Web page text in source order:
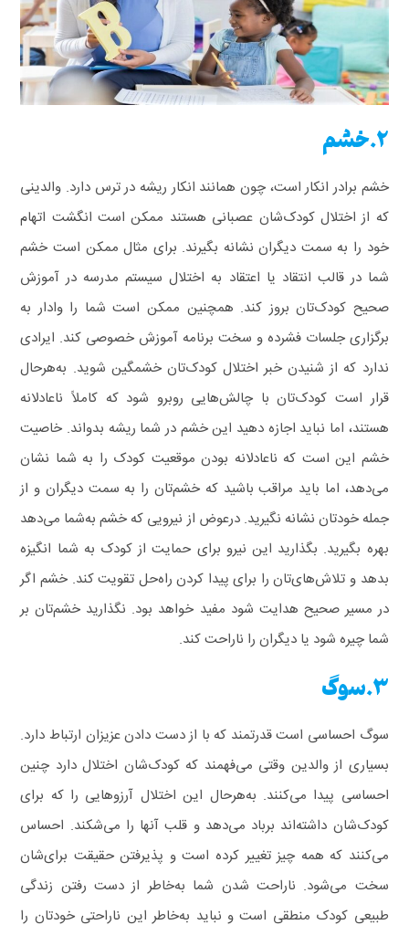
2.خشم
خشم برادر انکار است، چون همانند انکار ریشه در ترس دارد. والدینی
که از اختلال کودک‌شان عصبانی هستند ممکن است انگشت اتهام
خود را به سمت دیگران نشانه بگیرند. برای مثال ممکن است خشم
شما در قالب انتقاد یا اعتقاد به اختلال سیستم مدرسه در آموزش
صحیح کودک‌تان بروز کند. همچنین ممکن است شما را وادار به
برگزاری جلسات فشرده و سخت برنامه آموزش خصوصی کند. ایرادی
ندارد که از شنیدن خبر اختلال کودک‌تان خشمگین شوید. به‌هرحال
قرار است کودک‌تان با چالش‌هایی روبرو شود که کاملاً ناعادلانه
هستند، اما نباید اجازه دهید این خشم در شما ریشه بدواند. خاصیت
خشم این است که ناعادلانه بودن موقعیت کودک را به شما نشان
می‌دهد، اما باید مراقب باشید که خشم‌تان را به سمت دیگران و از
جمله خودتان نشانه نگیرید.درعوض از نیرویی که خشم به‌شما می‌دهد
بهره بگیرید. بگذارید این نیرو برای حمایت از کودک به شما انگیزه
بدهد و تلاش‌های‌تان را برای پیدا کردن راه‌حل تقویت کند. خشم اگر
در مسیر صحیح هدایت شود مفید خواهد بود. نگذارید خشم‌تان بر
شما چیره شود یا دیگران را ناراحت کند.
3.سوگ
سوگ احساسی است قدرتمند که با از دست دادن عزیزان ارتباط دارد.
بسیاری از والدین وقتی می‌فهمند که کودک‌شان اختلال دارد چنین
احساسی پیدا می‌کنند. به‌هرحال این اختلال آرزوهایی را که برای
کودک‌شان داشته‌اند برباد می‌دهد و قلب آنها را می‌شکند. احساس
می‌کنند که همه چیز تغییر کرده است و پذیرفتن حقیقت برای‌شان
سخت می‌شود. ناراحت شدن شما به‌خاطر از دست رفتن زندگی
طبیعی کودک منطقی است و نباید به‌خاطر این ناراحتی خودتان را